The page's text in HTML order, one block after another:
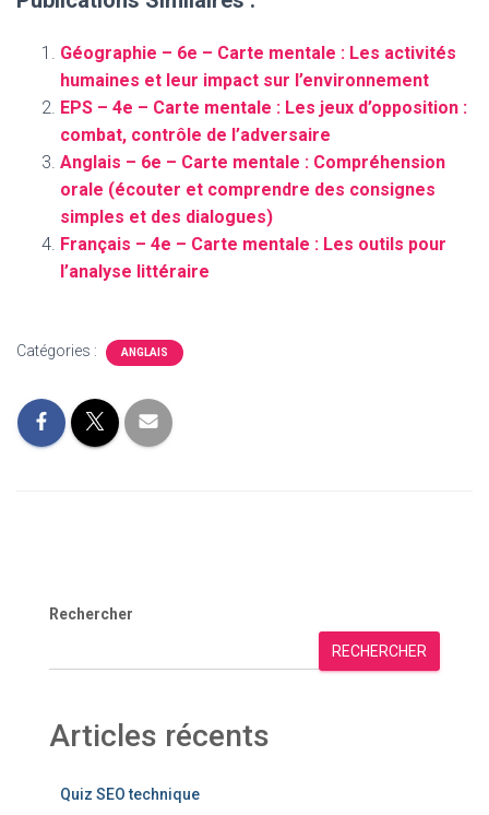
Géographie – 6e – Carte mentale : Les activités
humaines et leur impact sur l’environnement
EPS – 4e – Carte mentale : Les jeux d’opposition :
combat, contrôle de l’adversaire
Anglais – 6e – Carte mentale : Compréhension
orale (écouter et comprendre des consignes
simples et des dialogues)
Français – 4e – Carte mentale : Les outils pour
l’analyse littéraire
Catégories : ANGLAIS
Rechercher
RECHERCHER
Articles récents
Quiz SEO technique